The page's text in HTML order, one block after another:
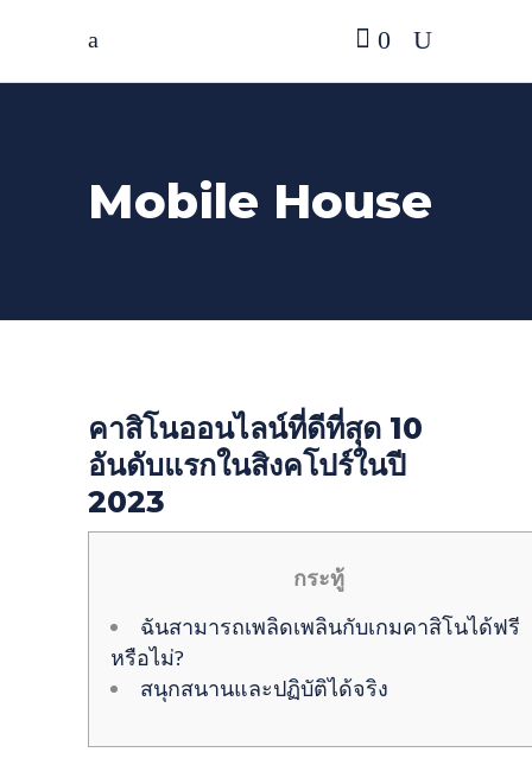
0
Mobile House
คาสิโนออนไลน์ที่ดีที่สุด 10
อันดับแรกในสิงคโปร์ในปี
2023
กระทู้
ฉันสามารถเพลิดเพลินกับเกมคาสิโนได้ฟรี
หรือไม่?
สนุกสนานและปฏิบัติได้จริง